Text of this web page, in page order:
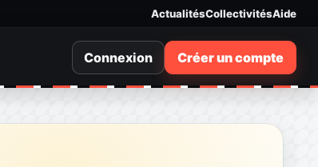
ActualitésCollectivitésAide
Connexion Créer un compte